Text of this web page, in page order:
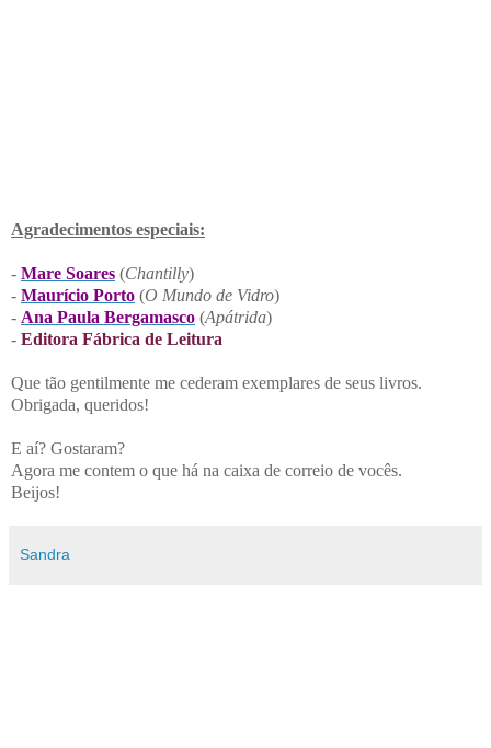
Agradecimentos especiais:
- Mare Soares (Chantilly)
- Maurício Porto (O Mundo de Vidro)
- Ana Paula Bergamasco (Apátrida)
- Editora Fábrica de Leitura
Que tão gentilmente me cederam exemplares de seus livros.
Obrigada, queridos!
E aí? Gostaram?
Agora me contem o que há na caixa de correio de vocês.
Beijos!
Sandra